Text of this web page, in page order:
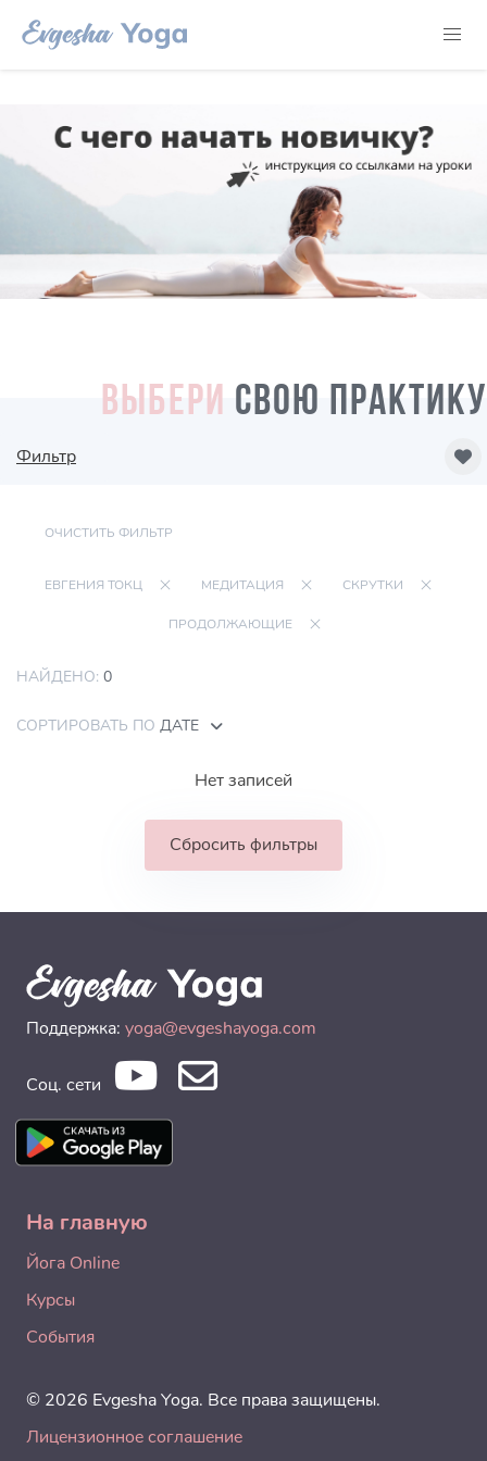
ВЫБЕРИ СВОЮ ПРАКТИКУ
Фильтр
ОЧИСТИТЬ ФИЛЬТР
ЕВГЕНИЯ ТОКЦ МЕДИТАЦИЯ СКРУТКИ
ПРОДОЛЖАЮЩИЕ
НАЙДЕНО: 0
СОРТИРОВАТЬ ПО ДАТЕ
Нет записей
Сбросить фильтры
Поддержка: yoga@evgeshayoga.com
Соц. сети
На главную
Йога Online
Курсы
События
© 2026 Evgesha Yoga. Все права защищены.
Лицензионное соглашение